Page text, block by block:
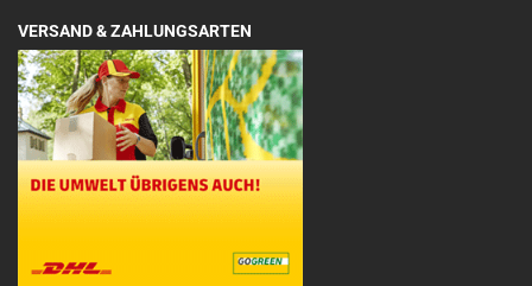
VERSAND & ZAHLUNGSARTEN